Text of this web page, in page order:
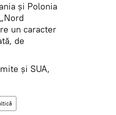
și Polonia
un caracter
de
și SUA,